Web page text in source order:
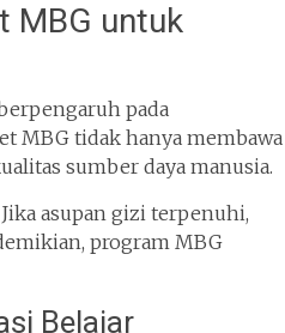
MBG untuk
pada
MBG tidak hanya membawa
sumber daya manusia.
asupan gizi terpenuhi,
program MBG
Belajar